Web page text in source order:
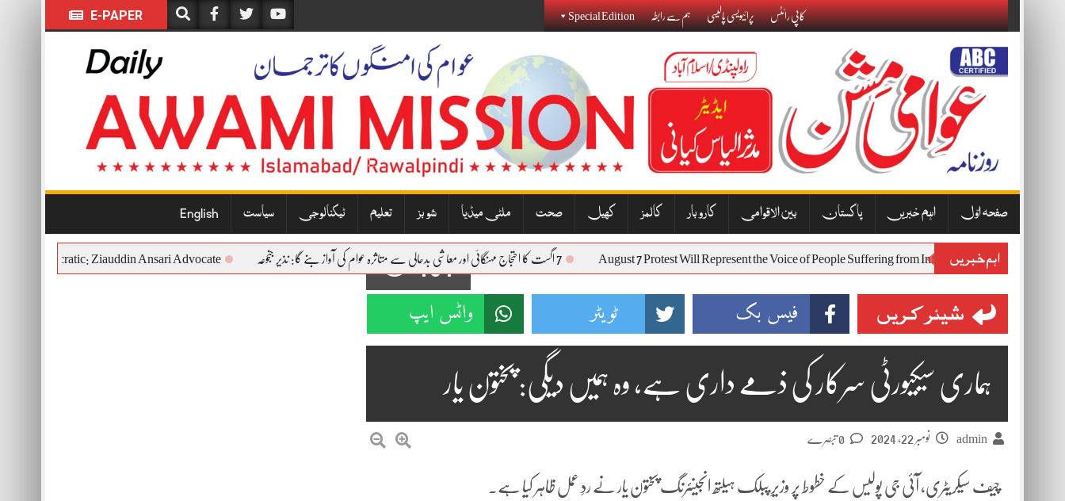
E-PAPER کاپی رائٹس پرائیویسی پالیسی ہم سے رابطہ Special Edition
صفحہ اوّل اہم خبریں پاکستان بین الاقوامی کاروبار کالمز کھیل صحت ملٹی میڈیا شوبز تعلیم ٹیکنالوجی سیاست English
اہم خبریں
August 7 Protest Will Represent the Voice of People Suffering from Inflation and Economic
and Democratic: Ziauddin Ansari Advocate 101
شیئر کریں فیس بک ٹویٹر واٹس ایپ
ہماری سیکیورٹی سرکار کی ذمے داری ہے، وہ ہمیں دیگی: پختون یار
admin نومبر 22, 2024
چیف سیکریٹری، آئی جی پولیس کے خطوط پر وزیرِ پبلک ہیلتھ انجینئرنگ پختون یار نے ردِ عمل ظاہر کیا ہے۔